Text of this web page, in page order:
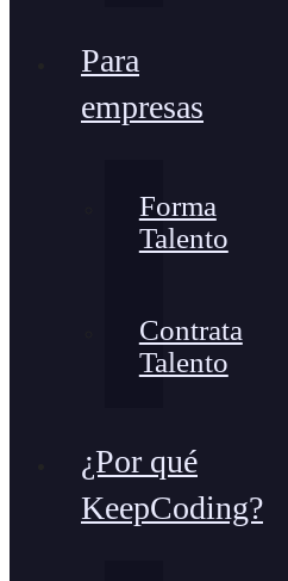
Para
empresas
Forma
Talento
Contrata
Talento
¿Por qué
KeepCoding?